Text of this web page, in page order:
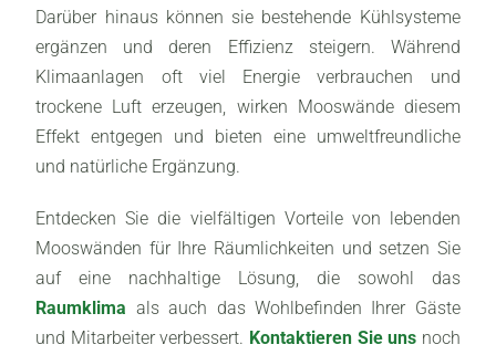
Darüber hinaus können sie bestehende Kühlsysteme
ergänzen und deren Effizienz steigern. Während
Klimaanlagen oft viel Energie verbrauchen und
trockene Luft erzeugen, wirken Mooswände diesem
Effekt entgegen und bieten eine umweltfreundliche
und natürliche Ergänzung.
Entdecken Sie die vielfältigen Vorteile von lebenden
Mooswänden für Ihre Räumlichkeiten und setzen Sie
auf eine nachhaltige Lösung, die sowohl das
Raumklima als auch das Wohlbefinden Ihrer Gäste
und Mitarbeiter verbessert. Kontaktieren Sie uns noch